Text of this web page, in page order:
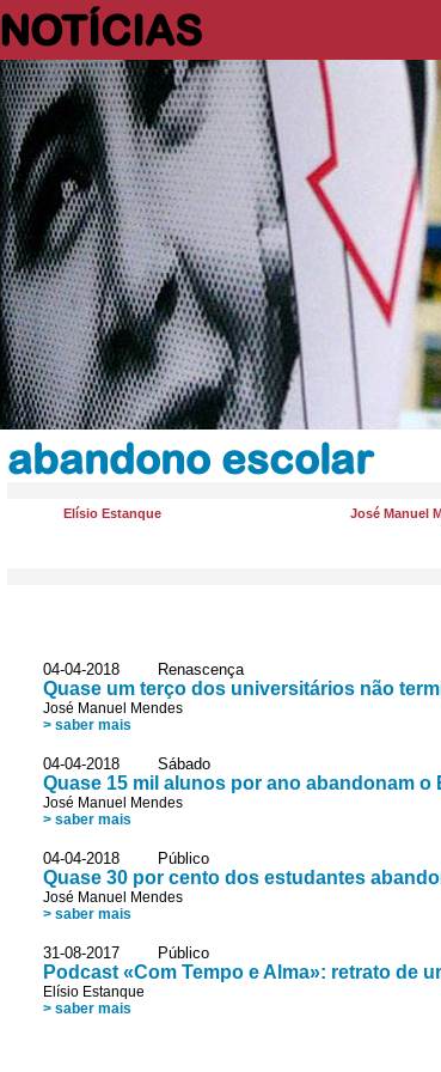
NOTÍCIAS
abandono escolar
Elísio Estanque José Manuel
04-04-2018 Renascença
Quase um terço dos universitários não
José Manuel Mendes
> saber mais
04-04-2018 Sábado
Quase 15 mil alunos por ano abandonam o
José Manuel Mendes
> saber mais
04-04-2018 Público
Quase 30 por cento dos estudantes
José Manuel Mendes
> saber mais
31-08-2017 Público
Podcast «Com Tempo e Alma»: retrato de
Elísio Estanque
> saber mais